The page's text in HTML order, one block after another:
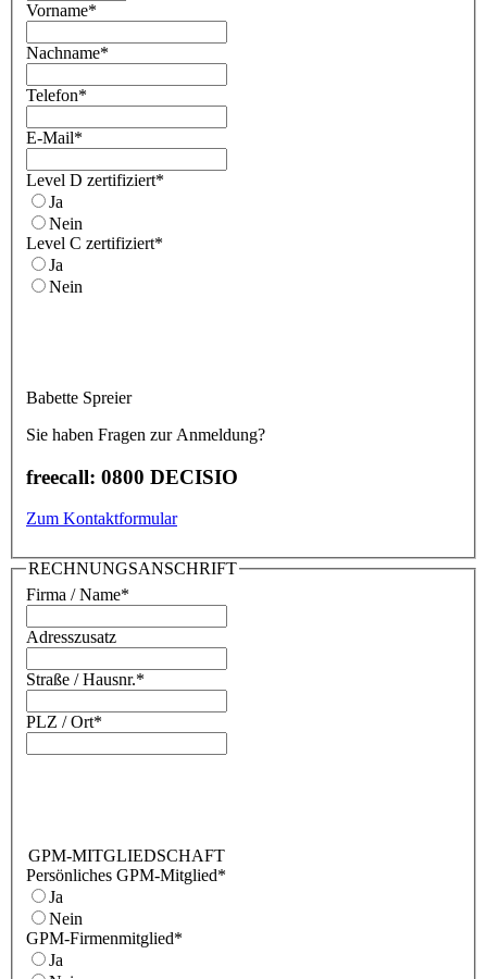
Vorname*
Nachname*
Telefon*
E-Mail*
Level D zertifiziert*
Ja
Nein
Level C zertifiziert*
Ja
Nein
Babette Spreier
Sie haben Fragen zur Anmeldung?
freecall: 0800 DECISIO
Zum Kontaktformular
RECHNUNGSANSCHRIFT
Firma / Name*
Adresszusatz
Straße / Hausnr.*
PLZ / Ort*
GPM-MITGLIEDSCHAFT
Persönliches GPM-Mitglied*
Ja
Nein
GPM-Firmenmitglied*
Ja